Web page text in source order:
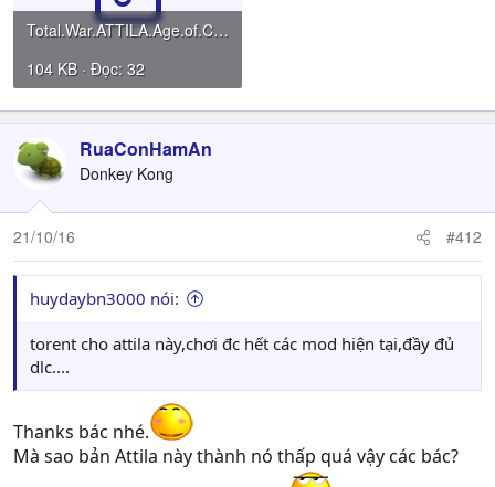
Total.War.ATTILA.Age.of.Charlemagne.MULTi9-PLAZA.zip
104 KB · Đọc: 32
RuaConHamAn
Donkey Kong
21/10/16 #412
huydaybn3000 nói:
torent cho attila này,chơi đc hết các mod hiện tại,đầy đủ
dlc....
Thanks bác nhé.
Mà sao bản Attila này thành nó thấp quá vậy các bác?